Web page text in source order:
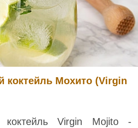
коктейль Мохито (Virgin
коктейль Virgin Mojito -